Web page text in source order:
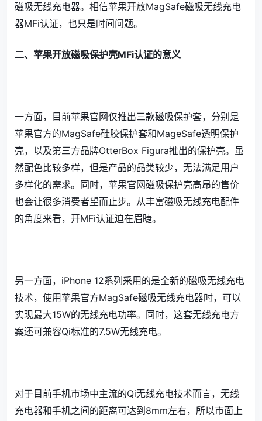
磁吸无线充电器。相信苹果开放MagSafe磁吸无线充电
器MFi认证，也只是时间问题。
二、苹果开放磁吸保护壳MFi认证的意义
一方面，目前苹果官网仅推出三款磁吸保护套，分别是
苹果官方的MagSafe硅胶保护套和MageSafe透明保护
壳，以及第三方品牌OtterBox Figura推出的保护壳。虽
然配色比较多样，但是产品的品类较少，无法满足用户
多样化的需求。同时，苹果官网磁吸保护壳高昂的售价
也会让很多消费者望而止步。从丰富磁吸无线充电配件
的角度来看，开MFi认证迫在眉睫。
另一方面，iPhone 12系列采用的是全新的磁吸无线充电
技术，使用苹果官方MagSafe磁吸无线充电器时，可以
实现最大15W的无线充电功率。同时，这套无线充电方
案还可兼容Qi标准的7.5W无线充电。
对于目前手机市场中主流的Qi无线充电技术而言，无线
充电器和手机之间的距离可达到8mm左右，所以市面上